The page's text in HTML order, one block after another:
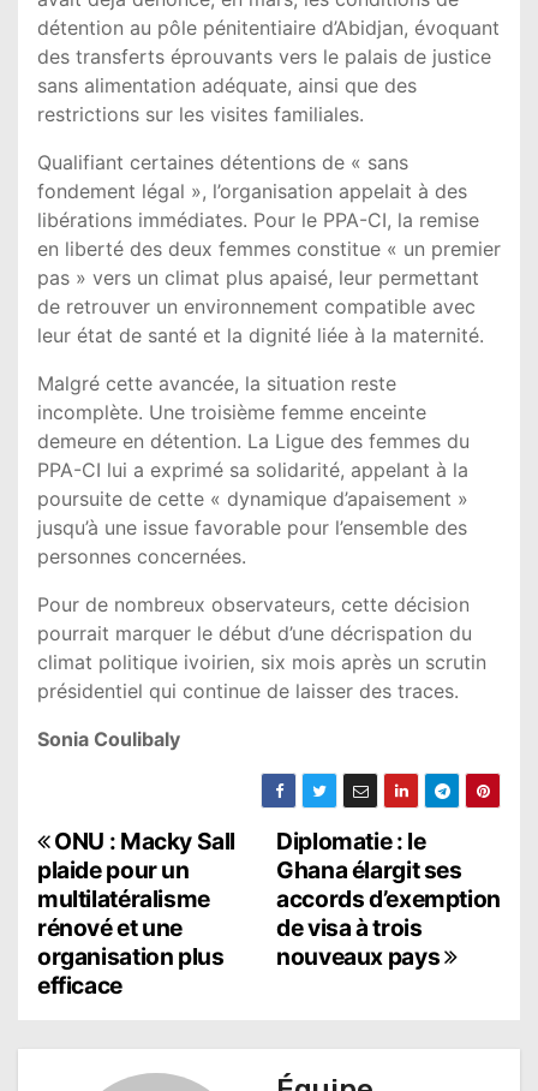
détention au pôle pénitentiaire d’Abidjan, évoquant
des transferts éprouvants vers le palais de justice
sans alimentation adéquate, ainsi que des
restrictions sur les visites familiales.
Qualifiant certaines détentions de « sans
fondement légal », l’organisation appelait à des
libérations immédiates. Pour le PPA-CI, la remise
en liberté des deux femmes constitue « un premier
pas » vers un climat plus apaisé, leur permettant
de retrouver un environnement compatible avec
leur état de santé et la dignité liée à la maternité.
Malgré cette avancée, la situation reste
incomplète. Une troisième femme enceinte
demeure en détention. La Ligue des femmes du
PPA-CI lui a exprimé sa solidarité, appelant à la
poursuite de cette « dynamique d’apaisement »
jusqu’à une issue favorable pour l’ensemble des
personnes concernées.
Pour de nombreux observateurs, cette décision
pourrait marquer le début d’une décrispation du
climat politique ivoirien, six mois après un scrutin
présidentiel qui continue de laisser des traces.
Sonia Coulibaly
N
a
v
i
Diplomatie : le
Ghana élargit ses
accords d’exemption
de visa à trois
nouveaux pays
ONU : Macky Sall
plaide pour un
multilatéralisme
rénové et une
organisation plus
efficace